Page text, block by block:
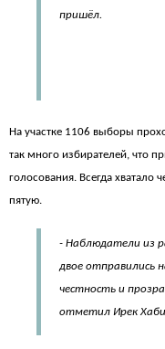
пришёл.
На участке 1106 выборы
так много избирателей, что
голосования. Всегда хватало
пятую.
- Наблюдатели из
двое отправились
честность и
отметил Ирек